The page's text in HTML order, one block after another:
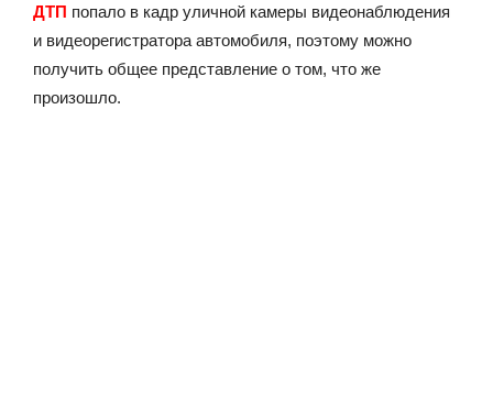
ДТП попало в кадр уличной камеры видеонаблюдения
и видеорегистратора автомобиля, поэтому можно
получить общее представление о том, что же
произошло.